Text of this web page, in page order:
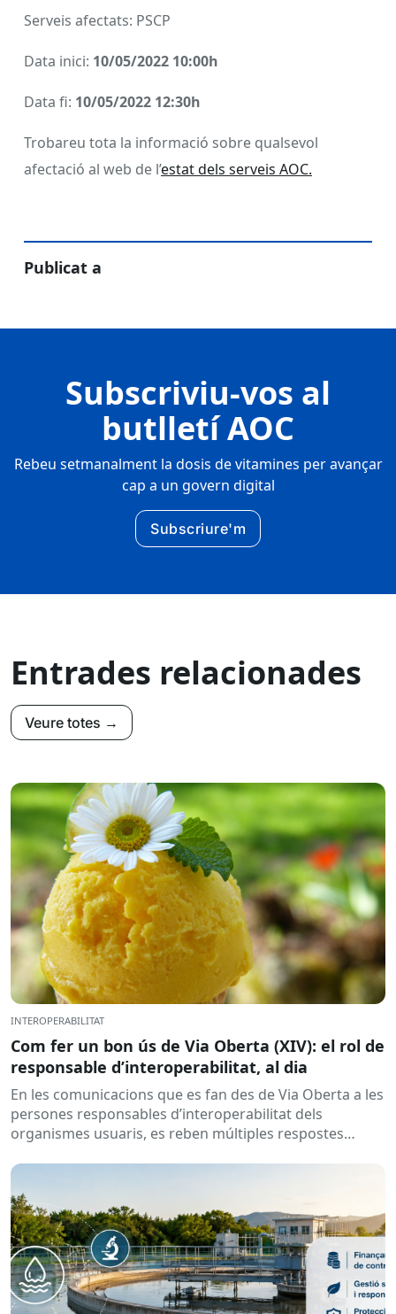
Serveis afectats: PSCP
Data inici: 10/05/2022 10:00h
Data fi: 10/05/2022 12:30h
Trobareu tota la informació sobre qualsevol
afectació al web de l’estat dels serveis AOC.
Publicat a
Subscriviu-vos al
butlletí AOC
Rebeu setmanalment la dosis de vitamines per avançar
cap a un govern digital
Subscriure'm
Entrades relacionades
Veure totes →
INTEROPERABILITAT
Com fer un bon ús de Via Oberta (XIV): el rol de
responsable d’interoperabilitat, al dia
En les comunicacions que es fan des de Via Oberta a les
persones responsables d’interoperabilitat dels
organismes usuaris, es reben múltiples respostes